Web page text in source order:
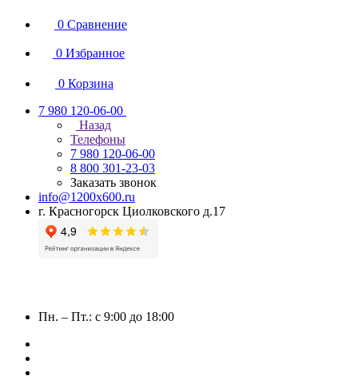
0 Сравнение
0 Избранное
0 Корзина
7 980 120-06-00
Назад
Телефоны
7 980 120-06-00
8 800 301-23-03
Заказать звонок
info@1200x600.ru
г. Красногорск Циолковского д.17
Пн. – Пт.: с 9:00 до 18:00